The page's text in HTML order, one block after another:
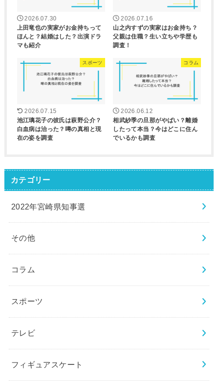
2026.07.30
上田竜也の実家がお金持ちって
ほんと？結婚はした？出演ドラ
マも紹介
2026.07.16
山之内すずの実家はお金持ち？
父親は住職？生い立ちや学歴も
調査！
スポーツ
2026.07.15
池江璃花子の彼氏は萩野公介？
白血病は治った？噂の真相と現
在の姿を調査
コラム
2026.06.12
相武紗季の旦那がやばい？離婚
したって本当？今はどこに住ん
でいるかも調査
カテゴリー
2022年宮崎県知事選
その他
コラム
スポーツ
テレビ
フィギュアスケート